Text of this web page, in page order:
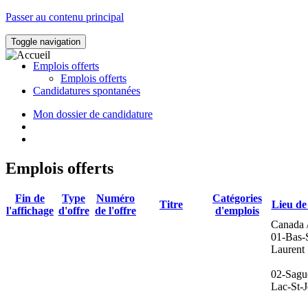
Passer au contenu principal
Toggle navigation
Emplois offerts
Emplois offerts
Candidatures spontanées
Mon dossier de candidature
Emplois offerts
Fin de
l'affichage
Type
d'offre
Numéro
de l'offre
Titre
Catégories
d'emplois
Lieu
Canada
01-Bas-
Laurent
02-
Lac-St-